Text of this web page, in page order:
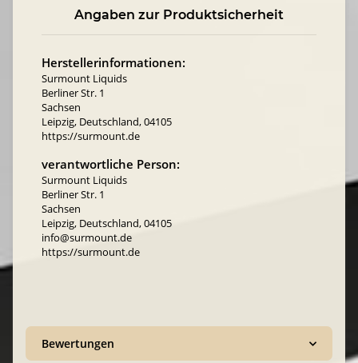
Angaben zur Produktsicherheit
Herstellerinformationen:
Surmount Liquids
Berliner Str. 1
Sachsen
Leipzig, Deutschland, 04105
https://surmount.de
verantwortliche Person:
Surmount Liquids
Berliner Str. 1
Sachsen
Leipzig, Deutschland, 04105
info@surmount.de
https://surmount.de
Bewertungen